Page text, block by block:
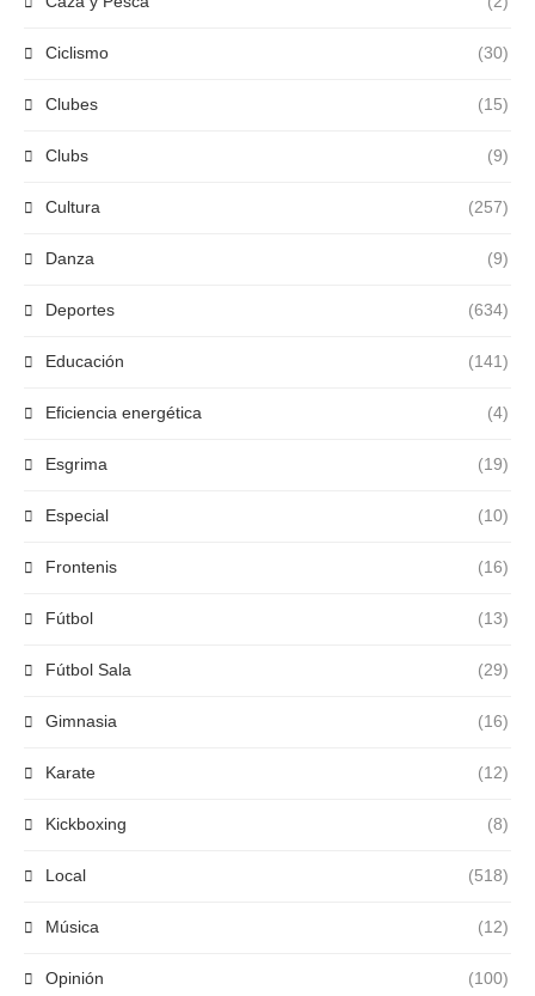
Ciclismo (30)
Clubes (15)
Clubs (9)
Cultura (257)
Danza (9)
Deportes (634)
Educación (141)
Eficiencia energética (4)
Esgrima (19)
Especial (10)
Frontenis (16)
Fútbol (13)
Fútbol Sala (29)
Gimnasia (16)
Karate (12)
Kickboxing (8)
Local (518)
Música (12)
Opinión (100)